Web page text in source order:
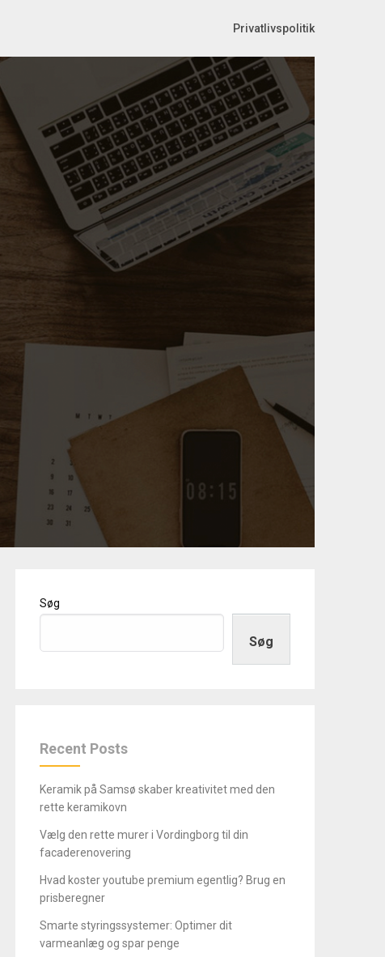
Privatlivspolitik
Søg
Søg
Recent Posts
Keramik på Samsø skaber kreativitet med den
rette keramikovn
Vælg den rette murer i Vordingborg til din
facaderenovering
Hvad koster youtube premium egentlig? Brug en
prisberegner
Smarte styringssystemer: Optimer dit
varmeanlæg og spar penge